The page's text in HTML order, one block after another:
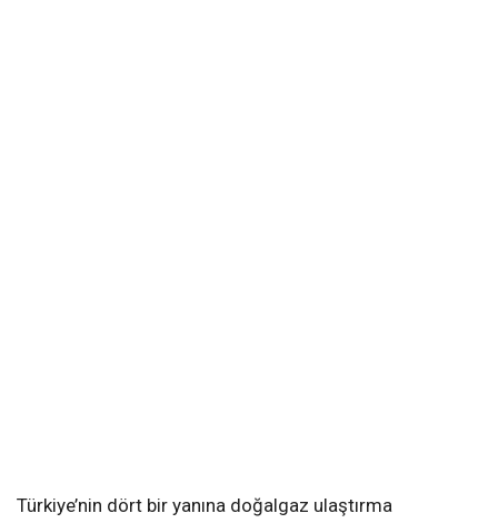
Türkiye’nin dört bir yanına doğalgaz ulaştırma